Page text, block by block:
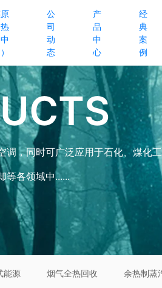
中
公
司
动
态
产
品
中
心
经
典
案
例
调，同时可广泛应用于石化、煤化
等各领域中......
能源 烟气全热回收 余热制蒸